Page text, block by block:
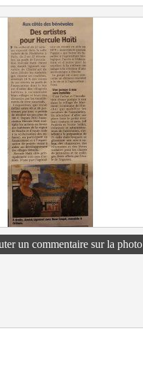
un commentaire sur la photo